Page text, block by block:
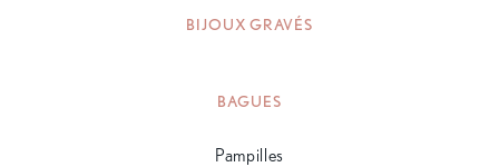
BIJOUX GRAVÉS
BAGUES
Pampilles